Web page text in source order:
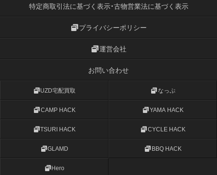
特定商取引法に基づく表示・古物営業法に基づく表示
プライバシーポリシー
運営会社
お問い合わせ
UZD宅配買取 なっぷ
CAMP HACK YAMA HACK
TSURI HACK CYCLE HACK
GLAMD BBQ HACK
Hero